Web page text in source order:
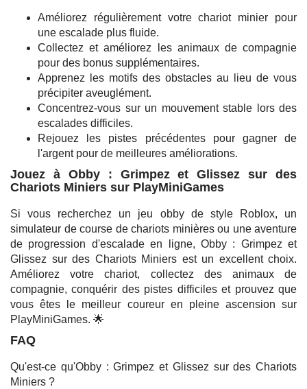
Améliorez régulièrement votre chariot minier pour
une escalade plus fluide.
Collectez et améliorez les animaux de compagnie
pour des bonus supplémentaires.
Apprenez les motifs des obstacles au lieu de vous
précipiter aveuglément.
Concentrez-vous sur un mouvement stable lors des
escalades difficiles.
Rejouez les pistes précédentes pour gagner de
l'argent pour de meilleures améliorations.
Jouez à Obby : Grimpez et Glissez sur des
Chariots Miniers sur PlayMiniGames
Si vous recherchez un jeu obby de style Roblox, un
simulateur de course de chariots minières ou une aventure
de progression d'escalade en ligne, Obby : Grimpez et
Glissez sur des Chariots Miniers est un excellent choix.
Améliorez votre chariot, collectez des animaux de
compagnie, conquérir des pistes difficiles et prouvez que
vous êtes le meilleur coureur en pleine ascension sur
PlayMiniGames. 🌟
FAQ
Qu'est-ce qu'Obby : Grimpez et Glissez sur des Chariots
Miniers ?